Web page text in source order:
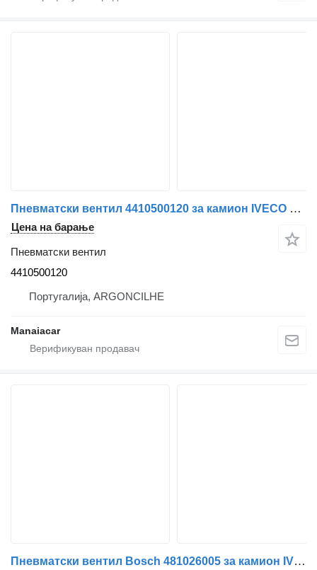
Пневматски вентил 4410500120 за камион IVECO EuroCargo I-III | 91 - 15
Цена на барање
Пневматски вентил
4410500120
Португалија, ARGONCILHE
Manaiacar
Пневматски вентил Bosch 481026005 за камион IVECO EuroCargo I-III | 91 - 15